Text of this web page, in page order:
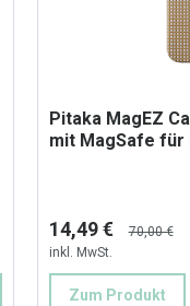
Pitaka MagEZ
mit MagSafe für
14,49 €
70,00 €
inkl. MwSt.
Zum Produkt